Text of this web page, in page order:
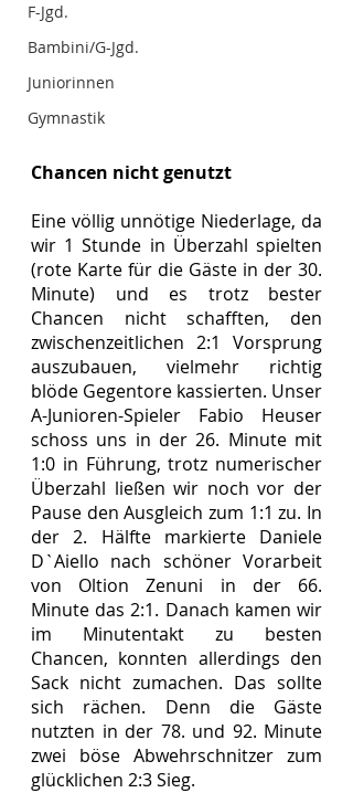
F-Jgd.
Bambini/G-Jgd.
Juniorinnen
Gymnastik
Chancen nicht genutzt
Eine völlig unnötige Niederlage, da
wir 1 Stunde in Überzahl spielten
(rote Karte für die Gäste in der 30.
Minute) und es trotz bester
Chancen nicht schafften, den
zwischenzeitlichen 2:1 Vorsprung
auszubauen, vielmehr richtig
blöde Gegentore kassierten. Unser
A-Junioren-Spieler Fabio Heuser
schoss uns in der 26. Minute mit
1:0 in Führung, trotz numerischer
Überzahl ließen wir noch vor der
Pause den Ausgleich zum 1:1 zu. In
der 2. Hälfte markierte Daniele
D`Aiello nach schöner Vorarbeit
von Oltion Zenuni in der 66.
Minute das 2:1. Danach kamen wir
im Minutentakt zu besten
Chancen, konnten allerdings den
Sack nicht zumachen. Das sollte
sich rächen. Denn die Gäste
nutzten in der 78. und 92. Minute
zwei böse Abwehrschnitzer zum
glücklichen 2:3 Sieg.